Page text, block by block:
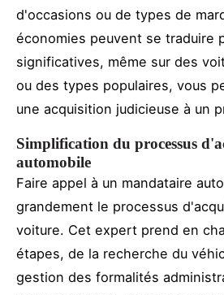
d'occasions ou de types de
économies peuvent se traduire
significatives, même sur des
ou des types populaires, vous
une acquisition judicieuse à un
Simplification du processus
automobile
Faire appel à un mandataire
grandement le processus
voiture. Cet expert prend en
étapes, de la recherche du
gestion des formalités